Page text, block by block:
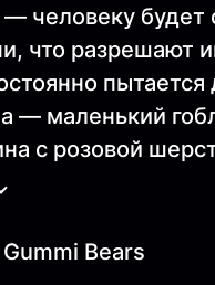
— человеку
что разрешают
— маленький
с розовой
Bears